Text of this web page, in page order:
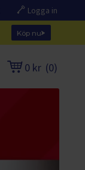
Logga in
Köp nu
0 kr (0)